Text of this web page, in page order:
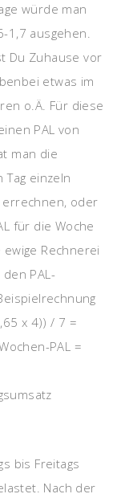
würde man
1,7 ausgehen.
Du Zuhause vor
etwas im
o.Ä. Für diese
PAL von
man die
einzeln
errechnen, oder
für die Woche
Rechnerei
PAL-
x 4)) / 7 =
PAL =
bis Freitags
Nach der